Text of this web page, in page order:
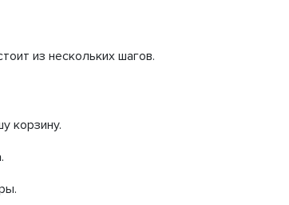
из нескольких шагов.
корзину.
.